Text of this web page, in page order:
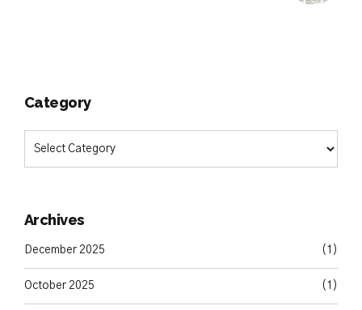
Category
Archives
December 2025 (1)
October 2025 (1)